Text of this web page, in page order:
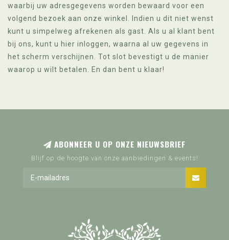
waarbij uw adresgegevens worden bewaard voor een
volgend bezoek aan onze winkel. Indien u dit niet wenst
kunt u simpelweg afrekenen als gast. Als u al klant bent
bij ons, kunt u hier inloggen, waarna al uw gegevens in
het scherm verschijnen. Tot slot bevestigt u de manier
waarop u wilt betalen. En dan bent u klaar!
ABONNEER U OP ONZE NIEUWSBRIEF
Blijf op de hoogte van onze aanbiedingen & events!